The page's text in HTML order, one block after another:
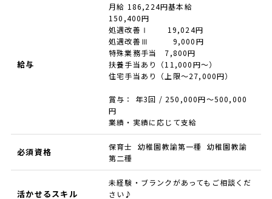
給与
月給 186,224円基本給
150,400円
処遇改善Ⅰ 19,024円
処遇改善Ⅲ 9,000円
特殊業務手当 7,800円
扶養手当あり（11,000円～）
住宅手当あり（上限～27,000円）
賞与： 年3回 / 250,000円〜500,000
円
業績・実績に応じて支給
必須資格
保育士 幼稚園教諭第一種 幼稚園教諭
第二種
活かせるスキル
未経験・ブランクがあってもご相談くだ
さい♪